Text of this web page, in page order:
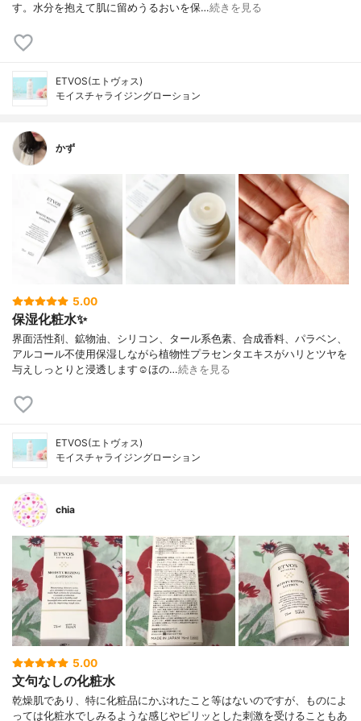
す。水分を抱えて肌に留めうるおいを保…続きを見る
ETVOS(エトヴォス)
モイスチャライジングローション
かず
5.00
保湿化粧水✨
界面活性剤、鉱物油、シリコン、タール系色素、合成香料、パラベン、
アルコール不使用保湿しながら植物性プラセンタエキスがハリとツヤを
与えしっとりと浸透します☺︎ほの…続きを見る
ETVOS(エトヴォス)
モイスチャライジングローション
chia
5.00
文句なしの化粧水
乾燥肌であり、特に化粧品にかぶれたこと等はないのですが、ものによ
っては化粧水でしみるような感じやピリッとした刺激を受けることもあ